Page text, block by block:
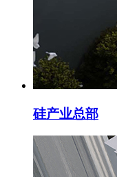
硅产业总部